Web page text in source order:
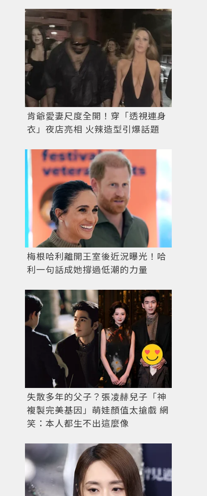
肯爺愛妻尺度全開！穿「透視連身
衣」夜店亮相 火辣造型引爆話題
梅根哈利離開王室後近況曝光！哈
利一句話成她撐過低潮的力量
失散多年的父子？張凌赫兒子「神
複製完美基因」萌娃顏值太搶戲 網
笑：本人都生不出這麼像